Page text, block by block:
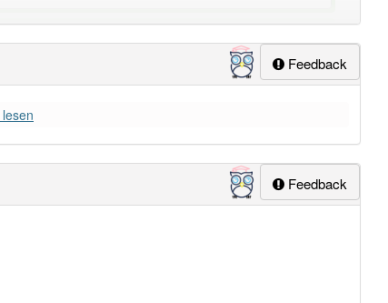
Nutzer haben den Artikel korrekt erraten.
Feedback
Feedback